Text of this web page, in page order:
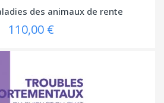
des animaux de rente
110,00 €